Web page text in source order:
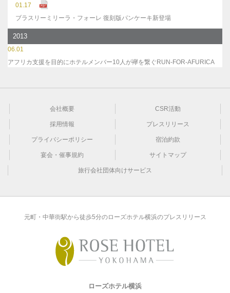
01.17
ブラスリーミリーラ・フォーレ 復刻版パンケーキ新登場
2013
06.01
アフリカ支援を目的にホテルメンバー10人が襷を繋ぐRUN-FOR-AFURICA
会社概要 CSR活動
採用情報 プレスリリース
プライバシーポリシー 宿泊約款
宴会・催事規約 サイトマップ
旅行会社団体向けサービス
元町・中華街駅から徒歩5分のローズホテル横浜のプレスリリース
ローズホテル横浜